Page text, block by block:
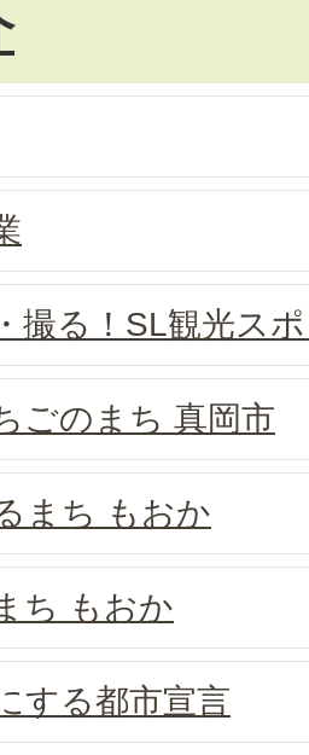
撮る！SL観光ス
ごのまち 真岡市
まち もおか
ち もおか
する都市宣言